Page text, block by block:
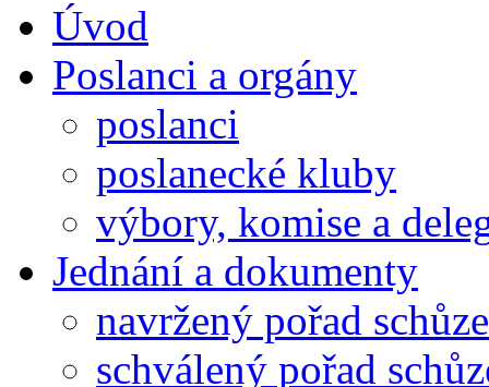
Úvod
Poslanci a orgány
poslanci
poslanecké kluby
výbory, komise a
Jednání a dokumenty
navržený pořad schůze
schválený pořad